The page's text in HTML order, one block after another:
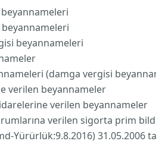
beyannameleri
beyannameleri
(damga vergisi
verilen beyannameler
verilen beyannameler
verilen sigorta prim
Yürürlük:9.8.2016) 31.05.2006